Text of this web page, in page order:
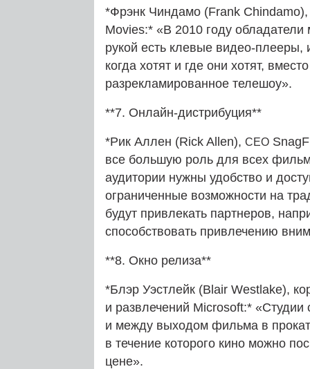
*Фрэнк Чиндамо (Frank
Movies:* «В 2010 году
рукой есть клевые видео-плееры,
когда хотят и где они хотят,
разрекламированное телешоу».
**7. Онлайн-дистрибуция**
*Рик Аллен (Rick Allen), CEO
все большую роль для всех
аудитории нужны удобство и
ограниченные возможности на
будут привлекать партнеров,
способствовать привлечению
**8. Окно релиза**
*Блэр Уэстлейк (Blair Westlake),
и развлечений Microsoft:*
и между выходом фильма в
в течение которого кино можно
цене».